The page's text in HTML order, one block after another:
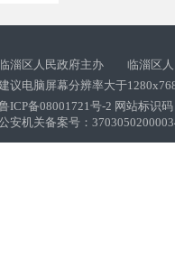
淄区人民政府主办 临淄区人
议电脑屏幕分辨率大于
ICP备08001721号-2 网站标识
安机关备案号：